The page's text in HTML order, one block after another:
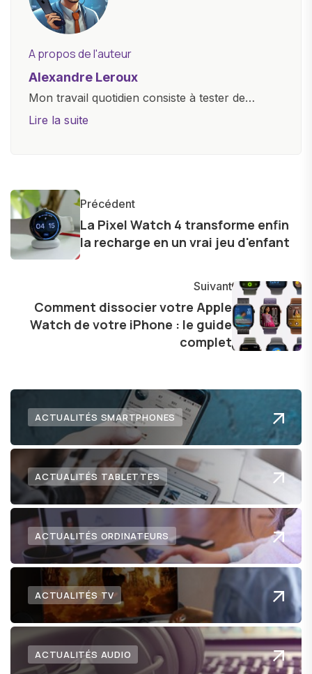
A propos de l'auteur
Alexandre Leroux
Mon travail quotidien consiste à tester de
nouveaux appareils, à rédiger des critiques
informations précises et pertinentes pour aider
les consommateurs à comprendre et à naviguer
dans le paysage technologique en constante
évolution.
Lire la suite
Précédent
La Pixel Watch 4 transforme enfin
la recharge en un vrai jeu d'enfant
Suivant
Comment dissocier votre Apple
Watch de votre iPhone : le guide
complet
ACTUALITÉS SMARTPHONES
ACTUALITÉS TABLETTES
ACTUALITÉS ORDINATEURS
ACTUALITÉS TV
ACTUALITÉS AUDIO